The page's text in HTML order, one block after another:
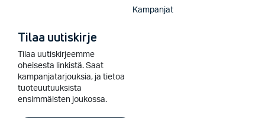
Kampanjat
Tilaa uutiskirje
Tilaa uutiskirjeemme
oheisesta linkistä. Saat
kampanjatarjouksia, ja tietoa
tuoteuutuuksista
ensimmäisten joukossa.